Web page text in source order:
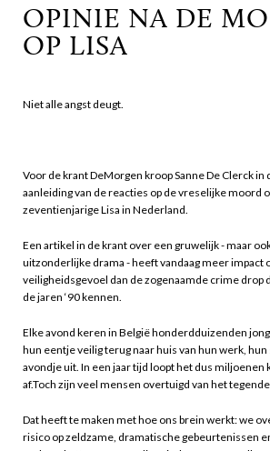
OPINIE NA DE
OP LISA
Niet alle angst deugt.
Voor de krant DeMorgen kroop Sanne De Clerck in
aanleiding van de reacties op de vreselijke moord
zeventienjarige Lisa in Nederland.
Een artikel in de krant over een gruwelijk - maar
uitzonderlijke drama - heeft vandaag meer impact
veiligheidsgevoel dan de zogenaamde crime drop
de jaren ‘90 kennen.
Elke avond keren in België honderdduizenden
hun eentje veilig terug naar huis van hun werk,
avondje uit. In een jaar tijd loopt het dus miljoenen
af.Toch zijn veel mensen overtuigd van het
Dat heeft te maken met hoe ons brein werkt: we
risico op zeldzame, dramatische gebeurtenissen